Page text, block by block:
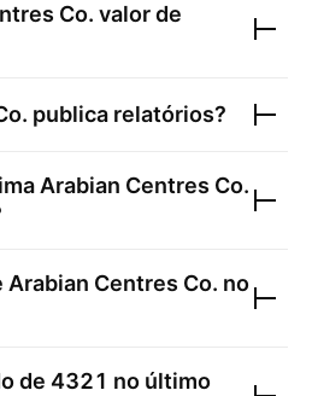
Co. valor de
publica relatórios?
Arabian Centres Co.
Arabian Centres Co. no
de 4321 no último